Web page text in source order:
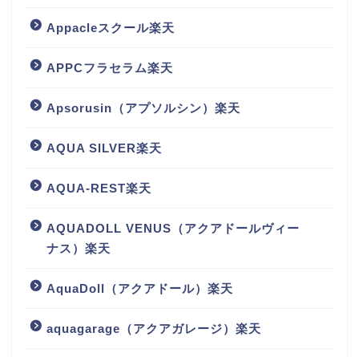
Appacleスクール楽天
APPCフラセラム楽天
Apsorusin（アプソルシン）楽天
AQUA SILVER楽天
AQUA-REST楽天
AQUADOLL VENUS（アクアドールヴィー
ナス）楽天
AquaDoll（アクアドール）楽天
aquagarage（アクアガレージ）楽天